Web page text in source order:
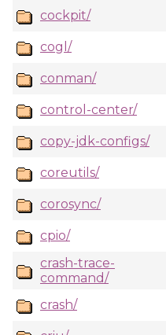
cockpit/
cogl/
conman/
control-center/
copy-jdk-configs/
coreutils/
corosync/
cpio/
crash-trace-
command/
crash/